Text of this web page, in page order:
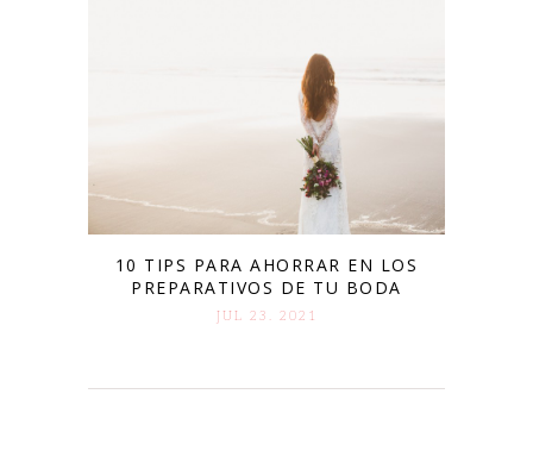
10 TIPS PARA AHORRAR EN LOS
PREPARATIVOS DE TU BODA
JUL 23. 2021